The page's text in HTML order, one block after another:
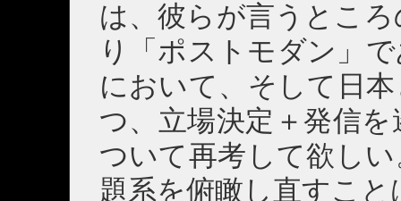
は、彼らが言うとこ
り「ポストモダン」
において、そして日
つ、立場決定＋発信
ついて再考して欲し
題系を俯瞰し直すこ